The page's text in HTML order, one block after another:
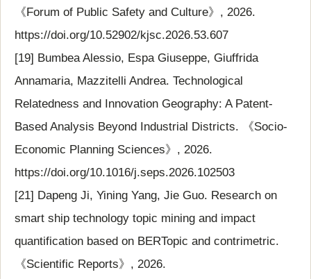
《Forum of Public Safety and Culture》, 2026.
https://doi.org/10.52902/kjsc.2026.53.607
[19] Bumbea Alessio, Espa Giuseppe, Giuffrida
Annamaria, Mazzitelli Andrea. Technological
Relatedness and Innovation Geography: A Patent-
Based Analysis Beyond Industrial Districts. 《Socio-
Economic Planning Sciences》, 2026.
https://doi.org/10.1016/j.seps.2026.102503
[21] Dapeng Ji, Yining Yang, Jie Guo. Research on
smart ship technology topic mining and impact
quantification based on BERTopic and contrimetric.
《Scientific Reports》, 2026.